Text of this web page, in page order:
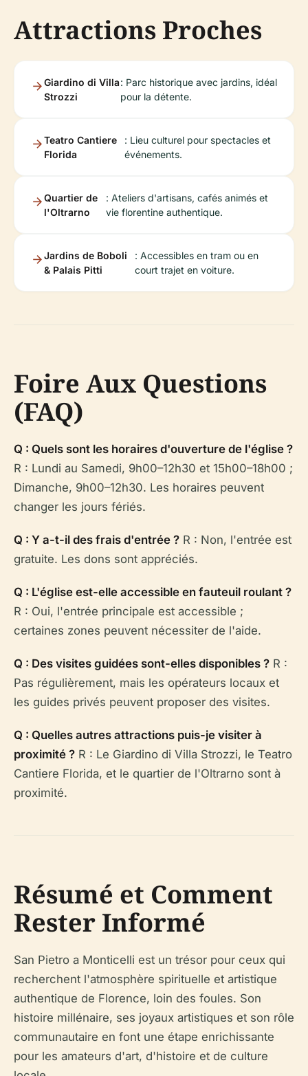
Attractions Proches
Giardino di Villa
Strozzi
: Parc historique avec jardins, idéal
pour la détente.
Teatro Cantiere
Florida
: Lieu culturel pour spectacles et
événements.
Quartier de
l'Oltrarno
: Ateliers d'artisans, cafés animés et
vie florentine authentique.
Jardins de Boboli
& Palais Pitti
: Accessibles en tram ou en
court trajet en voiture.
Foire Aux Questions
(FAQ)
Q : Quels sont les horaires d'ouverture de l'église ?
R : Lundi au Samedi, 9h00–12h30 et 15h00–18h00 ;
Dimanche, 9h00–12h30. Les horaires peuvent
changer les jours fériés.
Q : Y a-t-il des frais d'entrée ? R : Non, l'entrée est
gratuite. Les dons sont appréciés.
Q : L'église est-elle accessible en fauteuil roulant ?
R : Oui, l'entrée principale est accessible ;
certaines zones peuvent nécessiter de l'aide.
Q : Des visites guidées sont-elles disponibles ? R :
Pas régulièrement, mais les opérateurs locaux et
les guides privés peuvent proposer des visites.
Q : Quelles autres attractions puis-je visiter à
proximité ? R : Le Giardino di Villa Strozzi, le Teatro
Cantiere Florida, et le quartier de l'Oltrarno sont à
proximité.
Résumé et Comment
Rester Informé
San Pietro a Monticelli est un trésor pour ceux qui
recherchent l'atmosphère spirituelle et artistique
authentique de Florence, loin des foules. Son
histoire millénaire, ses joyaux artistiques et son rôle
communautaire en font une étape enrichissante
pour les amateurs d'art, d'histoire et de culture